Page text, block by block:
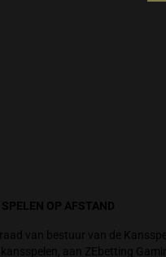
OP AFSTAND
van bestuur van de
aan ZEbetting